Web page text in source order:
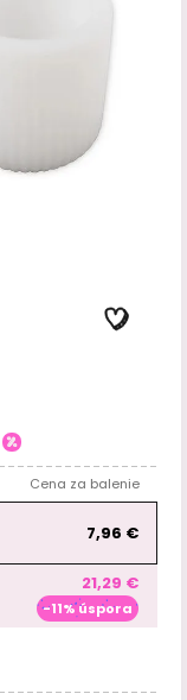
Cena za balenie
7,96 €
21,29 €
-11% úspora